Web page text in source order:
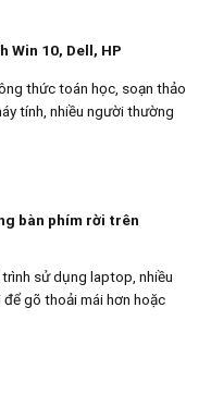
Win 10, Dell, HP
thức toán học, soạn thảo
tính, nhiều người thường
bàn phím rời trên
sử dụng laptop, nhiều
gõ thoải mái hơn hoặc